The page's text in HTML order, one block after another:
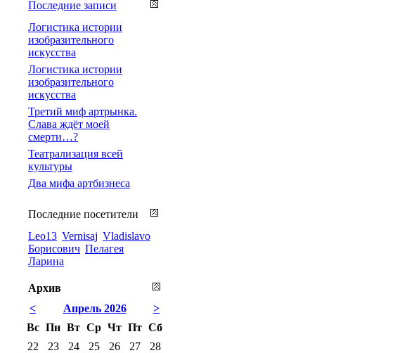
Последние записи
Логистика истории
изобразительного
искусства
Логистика истории
изобразительного
искусства
Третий миф артрынка.
Слава ждёт моей
смерти…?
Театрализация всей
культуры
Два мифа артбизнеса
Последние посетители
Leo13 Vernisaj Vladislavo
Борисович Пелагея
Ларина
Архив
<
>
Апрель 2026
Вс Пн Вт Ср Чт Пт Сб
22
23 24 25 26 27 28